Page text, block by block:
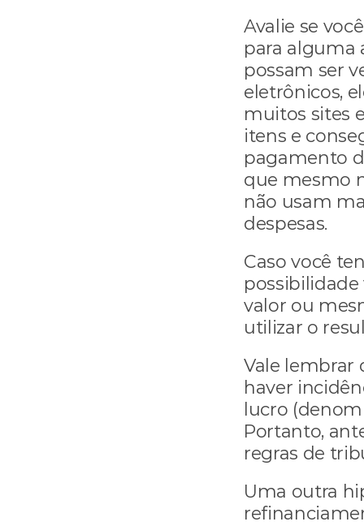
Avalie se
para alguma
possam ser
eletrônicos,
muitos sites
itens e
pagamento
que mesmo
não usam
despesas.
Caso você
valor ou
utilizar o
Vale lembrar
haver
lucro
Portanto,
regras de
Uma outra